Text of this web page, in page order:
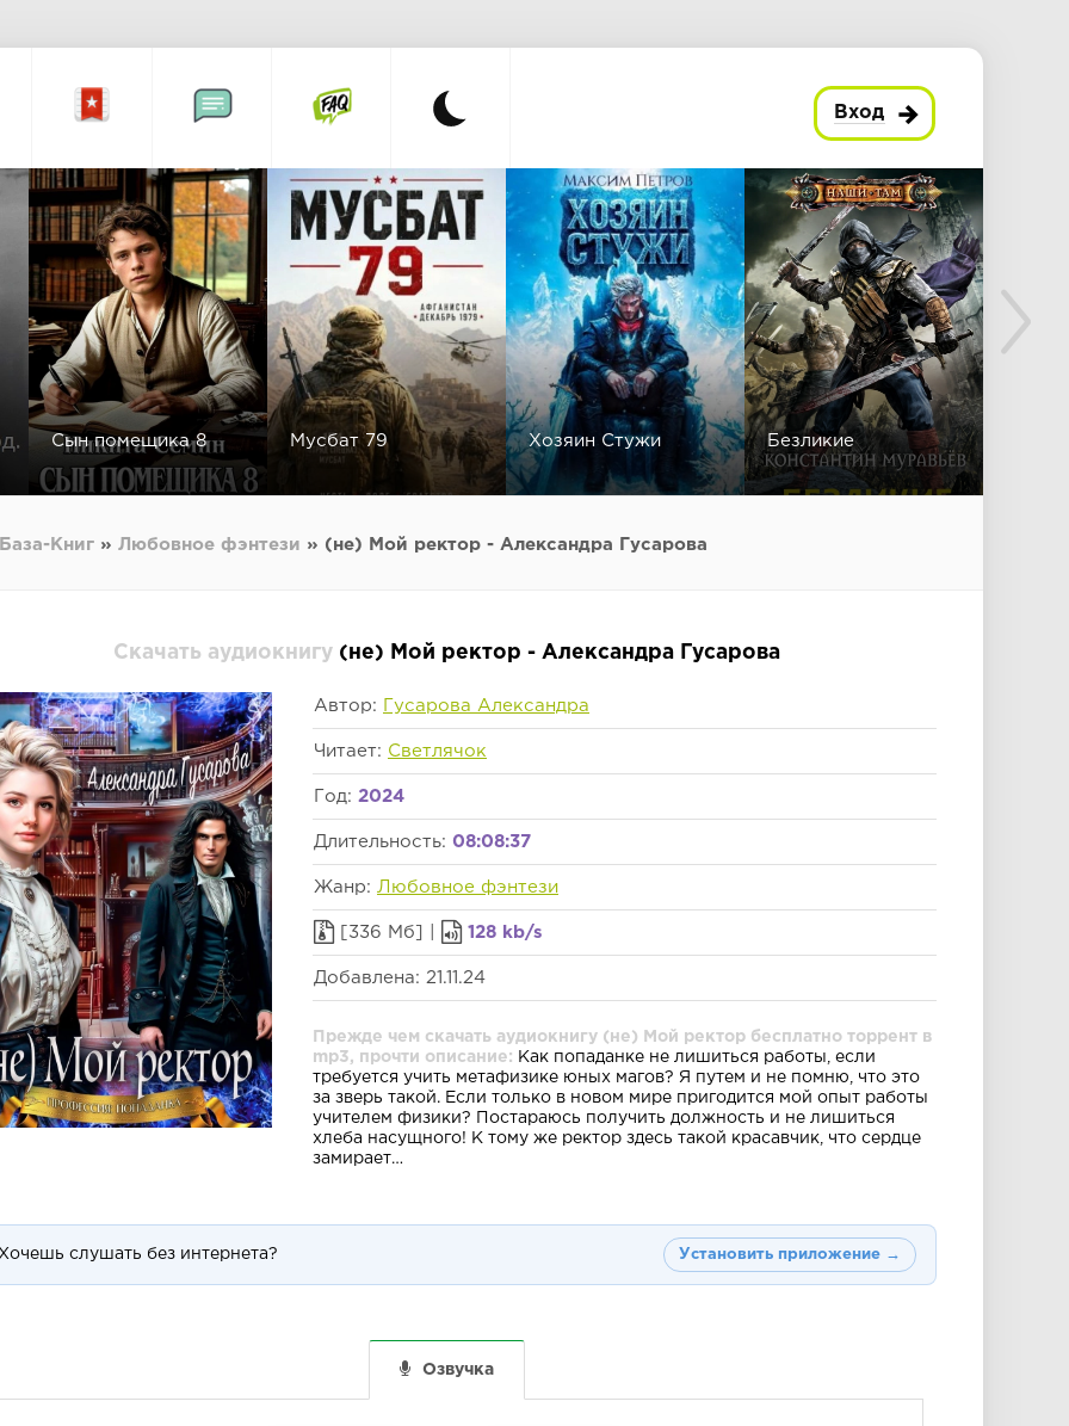
Вход
Сын помещика 8 Мусбат 79 Хозяин Стужи Безликие
База-Книг » Любовное фэнтези » (не) Мой ректор - Александра Гусарова
Скачать аудиокнигу (не) Мой ректор - Александра Гусарова
Автор: Гусарова Александра
Читает: Светлячок
Год: 2024
Длительность: 08:08:37
Жанр: Любовное фэнтези
[336 Мб] | 128 kb/s
Добавлена: 21.11.24
Прежде чем скачать аудиокнигу (не) Мой ректор бесплатно торрент в
mp3, прочти описание: Как попаданке не лишиться работы, если
требуется учить метафизике юных магов? Я путем и не помню, что это
за зверь такой. Если только в новом мире пригодится мой опыт работы
учителем физики? Постараюсь получить должность и не лишиться
хлеба насущного! К тому же ректор здесь такой красавчик, что сердце
замирает…
слушать без интернета? Установить приложение →
Озвучка